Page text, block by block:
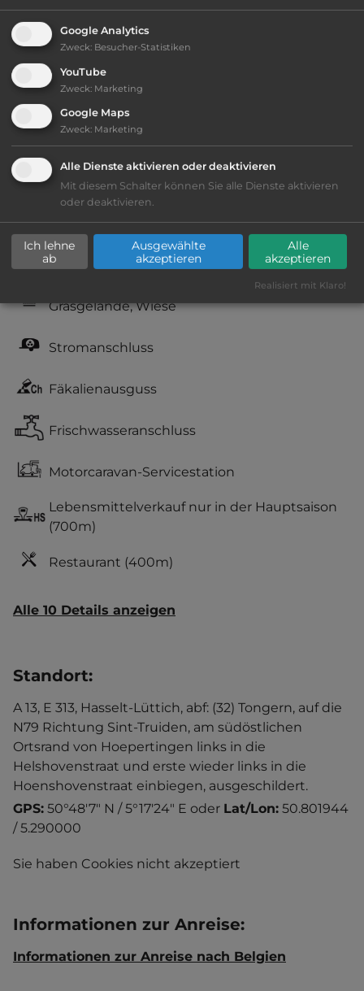
Öffnungszeiten: Ganzjährig geöffnet
Ausstattung:
bis 10,- Euro
Lage: schön
Geräuschkulisse: überwiegend ruhig
Grasgelände, Wiese
Stromanschluss
Fäkalienausguss
Frischwasseranschluss
Motorcaravan-Servicestation
Lebensmittelverkauf nur in der Hauptsaison
(700m)
Restaurant (400m)
Alle 10 Details anzeigen
Standort:
A 13, E 313, Hasselt-Lüttich, abf: (32) Tongern, auf die
N79 Richtung Sint-Truiden, am südöstlichen
Ortsrand von Hoepertingen links in die
Helshovenstraat und erste wieder links in die
Hoenshovenstraat einbiegen, ausgeschildert.
GPS: 50°48'7" N / 5°17'24" E oder Lat/Lon: 50.801944
/ 5.290000
Sie haben Cookies nicht akzeptiert
Informationen zur Anreise:
Informationen zur Anreise nach Belgien
Google Analytics
Zweck: Besucher-Statistiken
YouTube
Zweck: Marketing
Google Maps
Zweck: Marketing
Alle Dienste aktivieren oder deaktivieren
Mit diesem Schalter können Sie alle Dienste aktivieren
oder deaktivieren.
Ich lehne
ab
Ausgewählte
akzeptieren
Alle
akzeptieren
Realisiert mit Klaro!